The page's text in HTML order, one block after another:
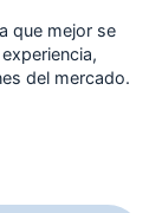
que mejor se
del mercado.